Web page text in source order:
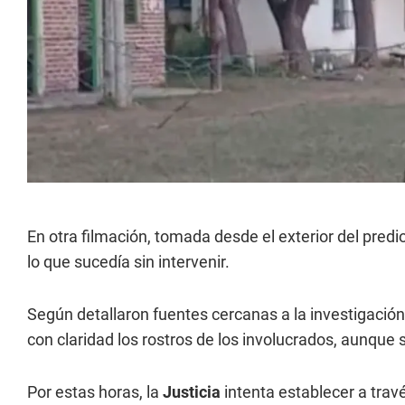
En otra filmación, tomada desde el exterior del
lo que sucedía sin intervenir.
Según detallaron fuentes cercanas a la
con claridad los rostros de los involucrados, aunque
Por estas horas, la Justicia intenta establecer a